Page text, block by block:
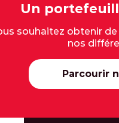
Un
souhaitez obtenir
nos
Parcourir